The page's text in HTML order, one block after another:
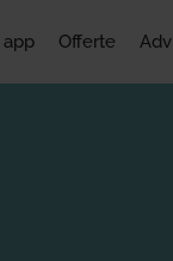
Offerte